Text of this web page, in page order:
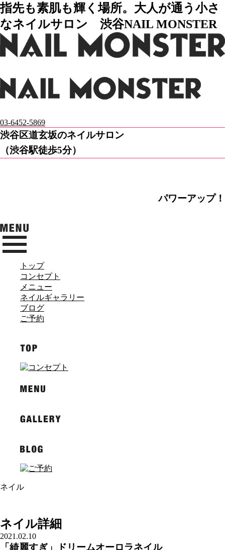
指先も素肌も輝く場所。大人が通う小さ
なネイルサロン 渋谷NAIL MONSTER
03-6452-5869
渋谷区道玄坂のネイルサロン
（渋谷駅徒歩5分）
パワーアップ！
トップ
コンセプト
メニュー
ネイルギャラリー
ブログ
ご予約
ネイル
ネイル詳細
2021.02.10
「綺麗すぎ」ドリームオーロラネイル